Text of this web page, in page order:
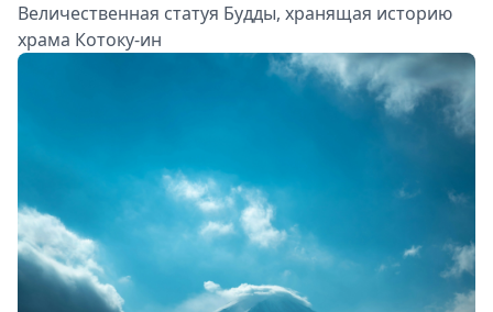
Величественная статуя Будды, хранящая историю
храма Котоку-ин